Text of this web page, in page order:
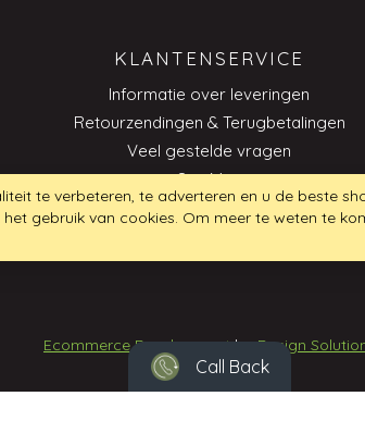
KLANTENSERVICE
Informatie over leveringen
Retourzendingen & Terugbetalingen
Veel gestelde vragen
Site Map
Ecommerce DevelopmentbyDesign
Call Back
te verbeteren, te adverteren en u de beste
gebruik van cookies. Om meer te weten te